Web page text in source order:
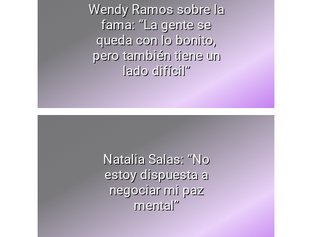
Wendy Ramos sobre la
fama: “La gente se
queda con lo bonito,
pero también tiene un
lado difícil”
Natalia Salas: “No
estoy dispuesta a
negociar mi paz
mental”